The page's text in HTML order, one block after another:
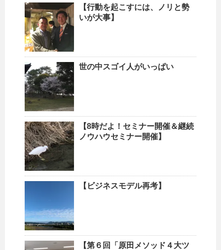
【行動を起こすには、ノリと勢
いが大事】
世の中スゴイ人がいっぱい
【8時だよ！セミナー開催＆継続
ノウハウセミナー開催】
【ビジネスモデル再考】
【第６回「原田メソッド４大ツ